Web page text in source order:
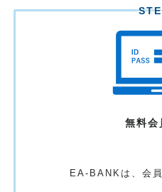
無料会
EA-BANKは、 会